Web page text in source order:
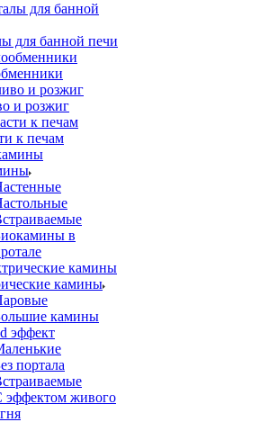
для банной печи
и розжиг
к печам
в
камины
камины
эффект
портала
эффектом живого